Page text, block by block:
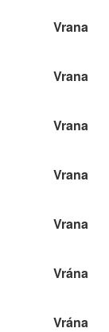
Vrana
Vrana
Vrana
Vrana
Vrana
Vrána
Vrána